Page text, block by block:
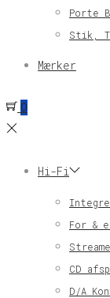
Porte
Stik,
Mærker
0
Hi-Fi
For &
CD
D/A